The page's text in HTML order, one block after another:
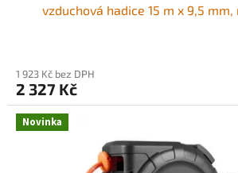
vzduchová hadice 15 m x 9,5 mm,
1m přívodem, otočný stropní/
garážové dílny Pohodlný
1 923 Kč bez DPH
2 327 Kč
Novinka